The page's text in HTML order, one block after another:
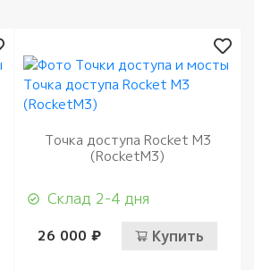
Точка доступа Rocket M3
(RocketM3)
Склад 2-4 дня
26 000 ₽ Купить